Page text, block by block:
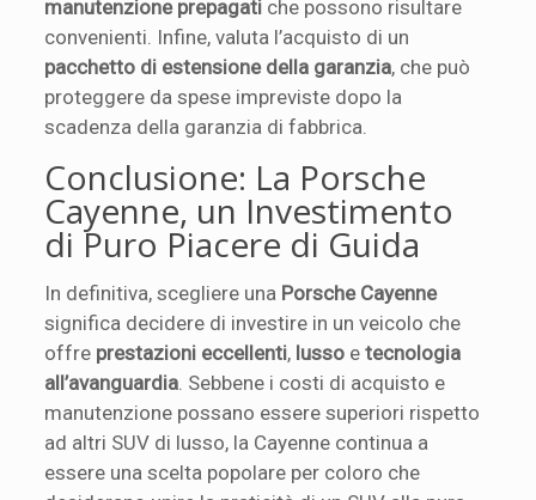
manutenzione prepagati che possono risultare
convenienti. Infine, valuta l’acquisto di un
pacchetto di estensione della garanzia, che può
proteggere da spese impreviste dopo la
scadenza della garanzia di fabbrica.
Conclusione: La Porsche
Cayenne, un Investimento
di Puro Piacere di Guida
In definitiva, scegliere una Porsche Cayenne
significa decidere di investire in un veicolo che
offre prestazioni eccellenti, lusso etecnologia
all’avanguardia . Sebbene i costi di acquisto e
manutenzione possano essere superiori rispetto
ad altri SUV di lusso, la Cayenne continua a
essere una scelta popolare per coloro che